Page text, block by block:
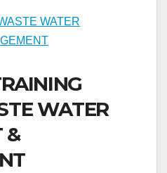
WATER
&